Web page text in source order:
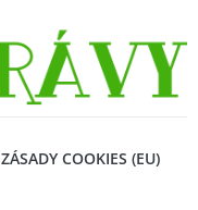
ZÁSADY COOKIES (EU)